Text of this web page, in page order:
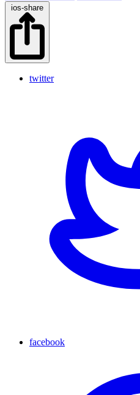
ios-share
twitter
facebook